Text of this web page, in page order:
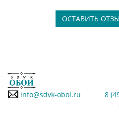
ОСТАВИТЬ
info@sdvk-oboi.ru
8